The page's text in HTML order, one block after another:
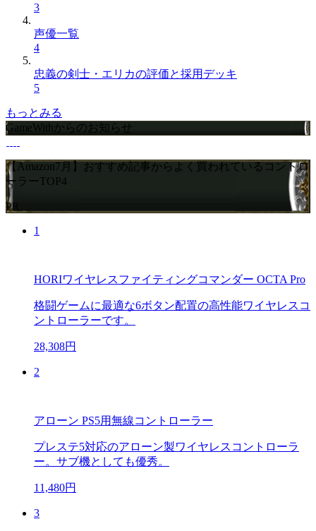
3
声優一覧
4
忠義の剣士・エリカの評価と採用デッキ
5
もっとみる
GameWithからのお知らせ
【Amazon7月】おすすめ記事からよく買われているコントロ
ーラーTOP4
PR
1
HORIワイヤレスファイティングコマンダー OCTA Pro
格闘ゲームに最適な6ボタン配置の高性能ワイヤレスコ
ントローラーです。
28,308円
2
アローン PS5用無線コントローラー
プレステ5対応のアローン製ワイヤレスコントローラ
ー。サブ機としても優秀。
11,480円
3